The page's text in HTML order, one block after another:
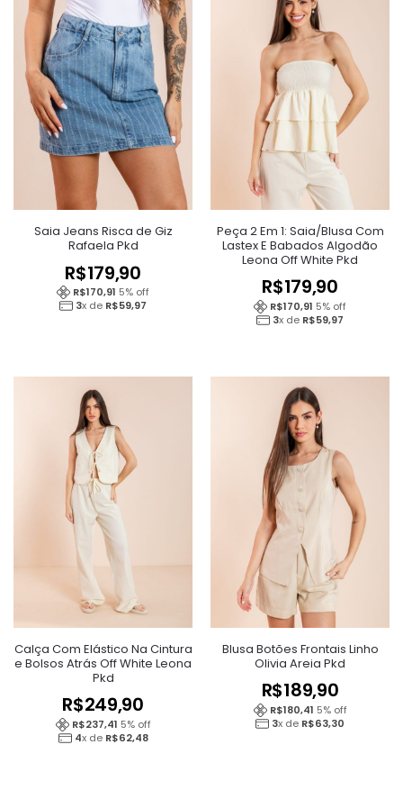
Saia Jeans Risca de Giz
Rafaela Pkd
R$179,90
R$170,91 5% off
3x de R$59,97
Peça 2 Em 1: Saia/Blusa Com
Lastex E Babados Algodão
Leona Off White Pkd
R$179,90
R$170,91 5% off
3x de R$59,97
Calça Com Elástico Na Cintura
e Bolsos Atrás Off White Leona
Pkd
R$249,90
R$237,41 5% off
4x de R$62,48
Blusa Botões Frontais Linho
Olivia Areia Pkd
R$189,90
R$180,41 5% off
3x de R$63,30